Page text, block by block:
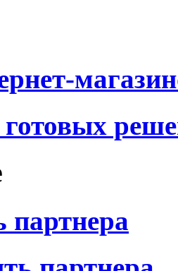
партнера